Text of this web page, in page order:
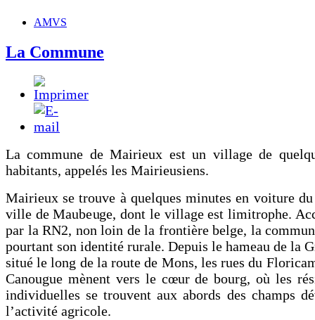
AMVS
La Commune
La commune de Mairieux est un village de
habitants, appelés les Mairieusiens.
Mairieux se trouve à quelques minutes en voiture
ville de Maubeuge, dont le village est limitrophe.
par la RN2, non loin de la frontière belge, la
pourtant son identité rurale. Depuis le hameau de la
situé le long de la route de Mons, les rues du
Canougue mènent vers le cœur de bourg, où les
individuelles se trouvent aux abords des champs
l’activité agricole.